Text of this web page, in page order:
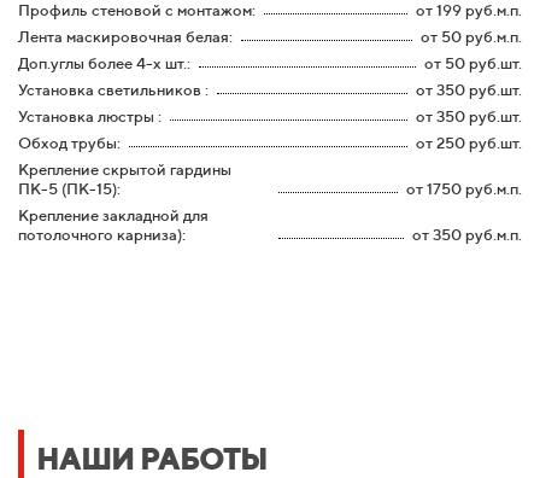
Профиль стеновой с монтажом:
от 199 руб.м.п.
Лента маскировочная белая:
от 50 руб.м.п.
Доп.углы более 4-х шт.:
от 50 руб.шт.
Установка светильников :
от 350 руб.шт.
Установка люстры :
от 350 руб.шт.
Обход трубы:
от 250 руб.шт.
Крепление скрытой гардины
ПК-5 (ПК-15):
от 1750 руб.м.п.
Крепление закладной для
потолочного карниза):
от 350 руб.м.п.
НАШИ РАБОТЫ